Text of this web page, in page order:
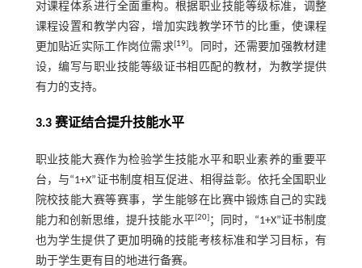
对课程体系进行全面重构。根据职业技能等级标准，调整
课程设置和教学内容，增加实践教学环节的比重，使课程
更加贴近实际工作岗位需求[19]。同时，还需要加强教材建
设，编写与职业技能等级证书相匹配的教材，为教学提供
有力的支持。
3.3 赛证结合提升技能水平
职业技能大赛作为检验学生技能水平和职业素养的重要平
台，与“1+X”证书制度相互促进、相得益彰。依托全国职业
院校技能大赛等赛事，学生能够在比赛中锻炼自己的实践
能力和创新思维，提升技能水平[20]；同时，“1+X”证书制度
也为学生提供了更加明确的技能考核标准和学习目标，有
助于学生更有目的地进行备赛。